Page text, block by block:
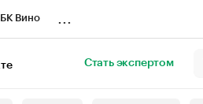
Вино
Стать экспертом